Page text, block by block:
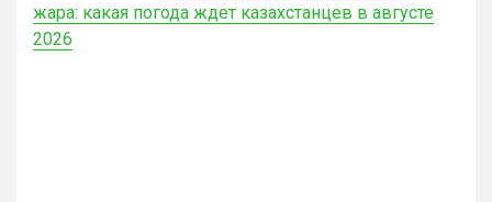
жара: какая погода ждет казахстанцев в августе
2026